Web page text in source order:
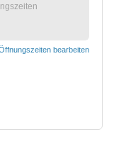
bearbeiten